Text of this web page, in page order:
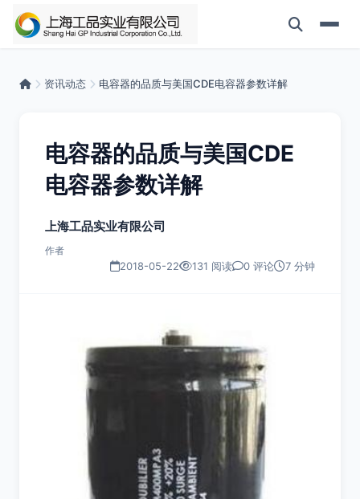
资讯动态 电容器的品质与美国CDE电容器参数详解
电容器的品质与美国CDE
电容器参数详解
上海工品实业有限公司
作者
2018-05-22 131 阅读 0 评论 7 分钟